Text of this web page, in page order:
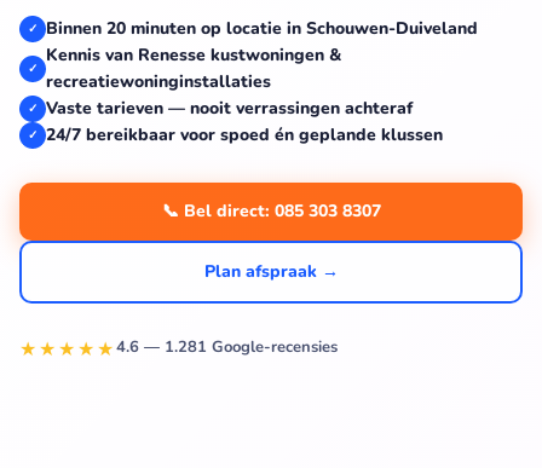
✓ Binnen 20 minuten op locatie in Schouwen-Duiveland
✓
Kennis van Renesse kustwoningen &
recreatiewoninginstallaties
✓ Vaste tarieven — nooit verrassingen achteraf
✓ 24/7 bereikbaar voor spoed én geplande klussen
📞 Bel direct: 085 303 8307
Plan afspraak →
★★★★★4.6 — 1.281 Google-recensies